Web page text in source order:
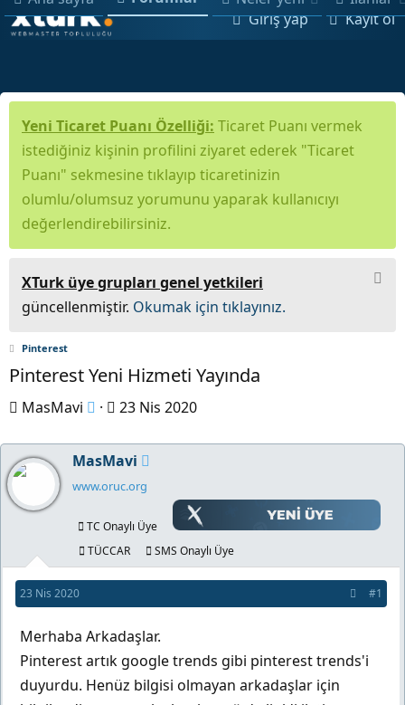
Giriş yap Kayıt ol
Yeni Ticaret Puanı Özelliği: Ticaret Puanı vermek
istediğiniz kişinin profilini ziyaret ederek "Ticaret
Puanı" sekmesine tıklayıp ticaretinizin
olumlu/olumsuz yorumunu yaparak kullanıcıyı
değerlendirebilirsiniz.
XTurk üye grupları genel yetkileri
güncellenmiştir. Okumak için tıklayınız.
Pinterest
Pinterest Yeni Hizmeti Yayında
K
n
b
u
b
a
ş
l
a
t
MasMavi
B
ş
l
n
g
ı
r
23 Nis 2020
MasMavi
www.oruc.org
TC Onaylı Üye
TÜCCAR
SMS Onaylı Üye
23 Nis 2020 #1
Merhaba Arkadaşlar.
Pinterest artık google trends gibi pinterest trends'i
duyurdu. Henüz bilgisi olmayan arkadaşlar için